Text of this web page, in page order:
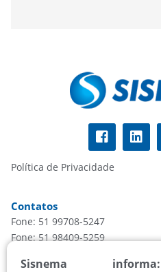
Política de Privacidade
Contatos
Fone: 51 99708-5247
Fone: 51 98409-5259
Sisnema informa: